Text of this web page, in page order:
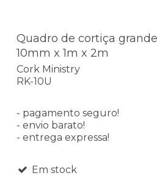
Quadro de cortiça
10mm x 1m x 2m
Cork Ministry
RK-10U
- pagamento seguro!
- envio barato!
- entrega expressa!
Em stock